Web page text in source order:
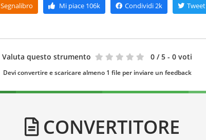
Segnalibro Mi piace 106k Condividi2k Tweet
Valuta questo strumento 0 / 5 - 0 voti
Devi convertire e scaricare almeno 1 file per inviare un feedback
CONVERTITORE